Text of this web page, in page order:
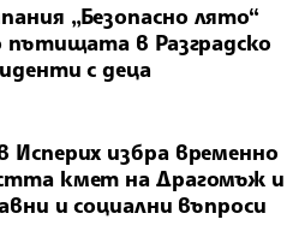
„Безопасно лято“
пътищата в Разградско
с деца
избра временно
кмет на Драгомъж и
и социални въпроси